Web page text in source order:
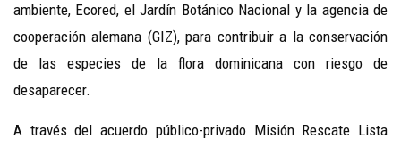
ambiente, Ecored, el Jardín Botánico Nacional y la agencia de
cooperación alemana (GIZ), para contribuir a la conservación
de las especies de la flora dominicana con riesgo de
desaparecer.
A través del acuerdo público-privado Misión Rescate Lista